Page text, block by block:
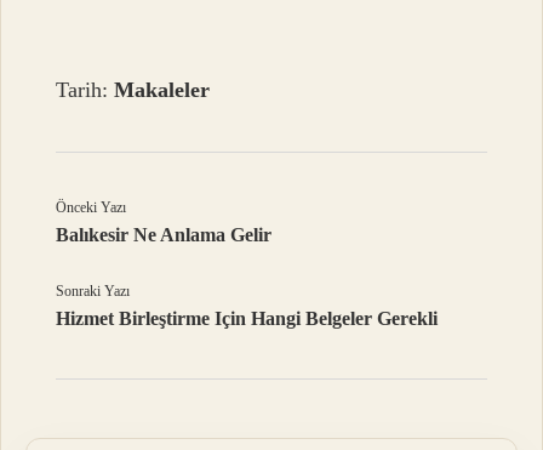
Tarih:Makaleler
Önceki Yazı
Balıkesir Ne Anlama Gelir
Sonraki Yazı
Hizmet Birleştirme Için Hangi Belgeler Gerekli